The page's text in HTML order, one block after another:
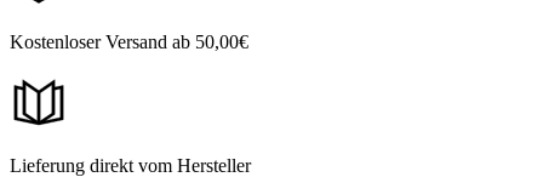
Kostenloser Versand ab 50,00€
Lieferung direkt vom Hersteller